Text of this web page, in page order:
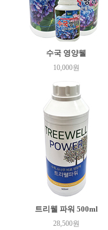
수국 영양웰
10,000원
트리웰 파워 500ml
28,500원